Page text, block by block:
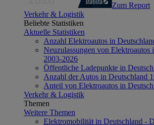
Zum Report
Verkehr & Logistik
Beliebte Statistiken
Aktuelle Statistiken
Anzahl Elektroautos in
Neuzulassungen von Elektroautos
2003-2026
Öffentliche Ladepunkte in
Anzahl der Autos in Deutschland
Anteil von Elektroautos in
Verkehr & Logistik
Themen
Weitere Themen
Elektromobilität in Deutschland -